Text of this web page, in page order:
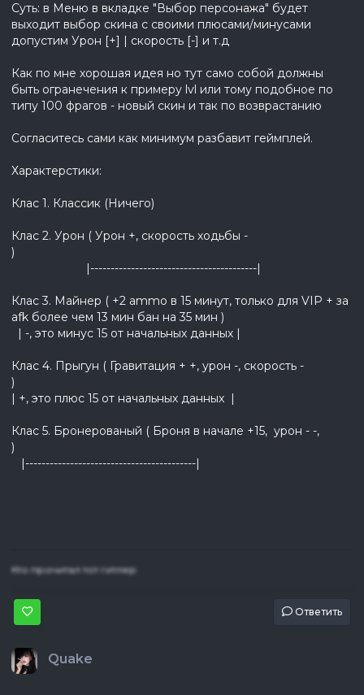
Суть: в Меню в вкладке "Выбор персонажа" будет
выходит выбор скина с своими плюсами/минусами
допустим Урон [+] | скорость [-] и т.д
Как по мне хорошая идея но тут само собой должны
быть огранечения к примеру lvl или тому подобное по
типу 100 фрагов - новый скин и так по возврастанию
Согласитесь сами как минимум разбавит геймплей.
Характерстики:
Клас 1. Классик (Ничего)
Клас 2. Урон ( Урон +, скорость ходьбы -
)
|-----------------------------------------|
Клас 3. Майнер ( +2 ammo в 15 минут, только для VIP + за
afk более чем 13 мин бан на 35 мин )
| -, это минус 15 от начальных данных |
Клас 4. Прыгун ( Гравитация + +, урон -, скорость -
)
| +, это плюс 15 от начальных данных |
Клас 5. Бронерованый ( Броня в начале +15, урон - -,
)
|------------------------------------------|
Кто прочитал тот гитлер
Ответить
Quake